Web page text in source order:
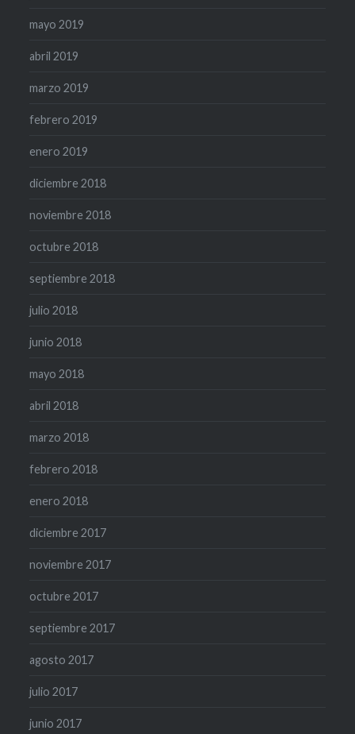
mayo 2019
abril 2019
marzo 2019
febrero 2019
enero 2019
diciembre 2018
noviembre 2018
octubre 2018
septiembre 2018
julio 2018
junio 2018
mayo 2018
abril 2018
marzo 2018
febrero 2018
enero 2018
diciembre 2017
noviembre 2017
octubre 2017
septiembre 2017
agosto 2017
julio 2017
junio 2017